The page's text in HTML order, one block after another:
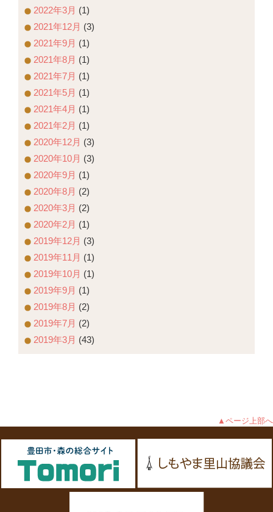
2022年3月 (1)
2021年12月 (3)
2021年9月 (1)
2021年8月 (1)
2021年7月 (1)
2021年5月 (1)
2021年4月 (1)
2021年2月 (1)
2020年12月 (3)
2020年10月 (3)
2020年9月 (1)
2020年8月 (2)
2020年3月 (2)
2020年2月 (1)
2019年12月 (3)
2019年11月 (1)
2019年10月 (1)
2019年9月 (1)
2019年8月 (2)
2019年7月 (2)
2019年3月 (43)
▲ページ上部へ